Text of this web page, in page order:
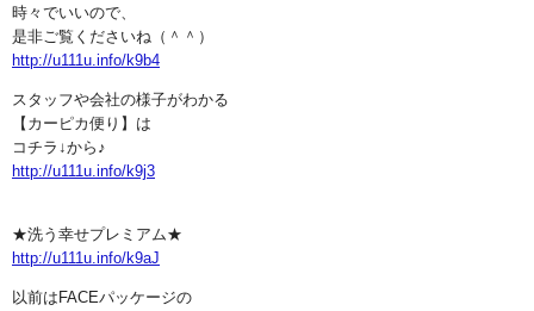
時々でいいので、
是非ご覧くださいね（＾＾）
http://u111u.info/k9b4
スタッフや会社の様子がわかる
【カーピカ便り】は
コチラ↓から♪
http://u111u.info/k9j3
★洗う幸せプレミアム★
http://u111u.info/k9aJ
以前はFACEパッケージの